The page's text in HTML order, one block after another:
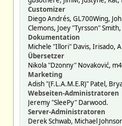
Customizer
Diego Andrés, GL700Wing,
Clemons, Joey "Tyrsson"
Dokumentation
Michele "Illori" Davis, Irisado,
Übersetzer
Nikola "Dzonny" Novaković,
Marketing
Adish "(F.L.A.M.E.R)" Patel,
Webseiten-Administratoren
Jeremy "SleePy" Darwood.
Server-Administratoren
Derek Schwab, Michael